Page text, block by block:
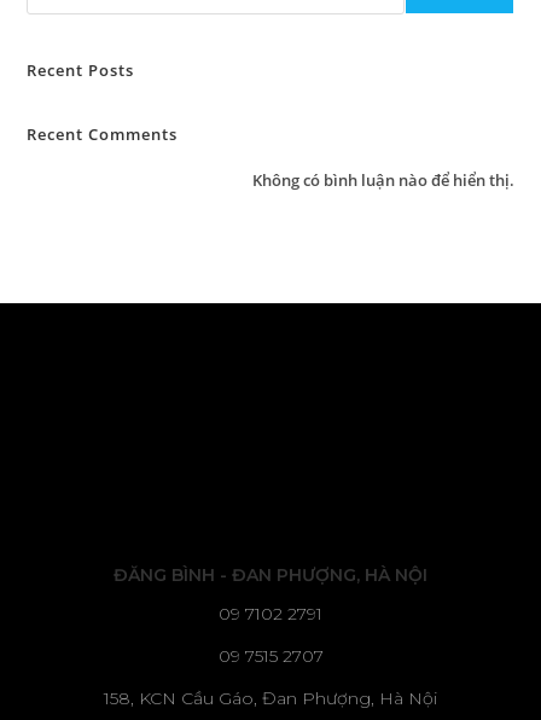
Recent Posts
Recent Comments
Không có bình luận nào để hiển thị.
ĐĂNG BÌNH - ĐAN PHƯỢNG, HÀ NỘI
09 7102 2791
09 7515 2707
158, KCN Cầu Gáo, Đan Phượng, Hà Nội